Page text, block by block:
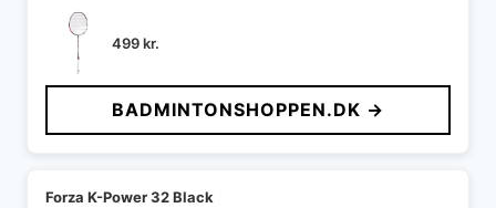
499kr.
BADMINTONSHOPPEN.DK →
Forza K-Power 32 Black